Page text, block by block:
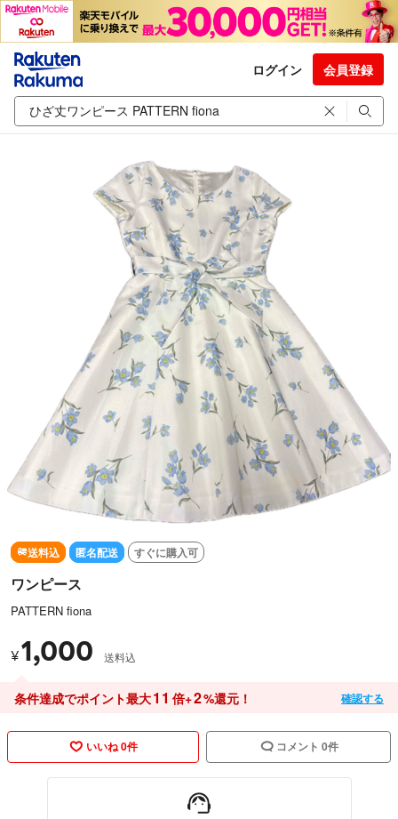
ログイン 会員登録
送料込 匿名配送 すぐに購入可
ワンピース
PATTERN fiona
¥1,000 送料込
条件達成でポイント最大11 倍+2%還元！ 確認する
いいね 0件 コメント 0件